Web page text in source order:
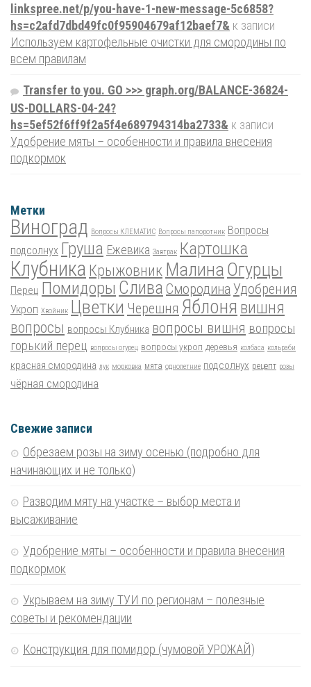
linkspree.net/p/you-have-1-new-message-5c6858?
hs=c2afd7dbd49fc0f95904679af12baef7& к записи
Используем картофельные очистки для смородины по
всем правилам
Transfer to you. GO >>> graph.org/BALANCE-36824-
US-DOLLARS-04-24?
hs=5ef52f6ff9f2a5f4e689794314ba2733& к записи
Удобрение мяты – особенности и правила внесения
подкормок
Метки
Виноград Вопросы КЛЕМАТИС Вопросы папоротник Вопросы
подсолнух Груша Ежевика Завтрак Картошка
Клубника Крыжовник Малина Огурцы
Перец Помидоры Слива Смородина Удобрения
Укроп Хвойник Цветки Черешня Яблоня вишня
вопросы вопросы Клубника вопросы вишня вопросы
горький перец вопросы огурец вопросы укроп деревья колбаса кольраби
красная смородина лук морковка мята однолетние подсолнух рецепт розы
чёрная смородина
Свежие записи
Обрезаем розы на зиму осенью (подробно для
начинающих и не только)
Разводим мяту на участке – выбор места и
высаживание
Удобрение мяты – особенности и правила внесения
подкормок
Укрываем на зиму ТУИ по регионам – полезные
советы и рекомендации
Конструкция для помидор (чумовой УРОЖАЙ)